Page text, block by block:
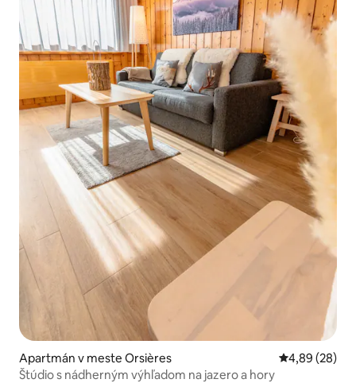
Apartmán v meste Orsières Priemerné
4,89 (28)
Štúdio s nádherným výhľadom na jazero a hory